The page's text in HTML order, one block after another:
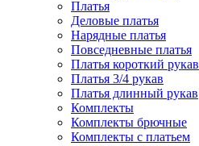
Платья
Деловые платья
Нарядные платья
Повседневные платья
Платья короткий рукав
Платья 3/4 рукав
Платья длинный рукав
Комплекты
Комплекты брючные
Комплекты с платьем